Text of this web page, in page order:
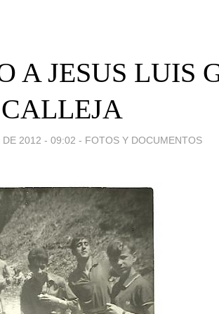
A JESUS LUIS
CALLEJA
2012 - 09:02 - FOTOS Y DOCUMENTOS